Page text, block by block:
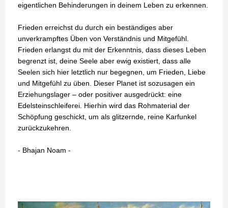
eigentlichen Behinderungen in deinem Leben zu erkennen.
Frieden erreichst du durch ein beständiges aber
unverkrampftes Üben von Verständnis und Mitgefühl.
Frieden erlangst du mit der Erkenntnis, dass dieses Leben
begrenzt ist, deine Seele aber ewig existiert, dass alle
Seelen sich hier letztlich nur begegnen, um Frieden, Liebe
und Mitgefühl zu üben. Dieser Planet ist sozusagen ein
Erziehungslager – oder positiver ausgedrückt: eine
Edelsteinschleiferei. Hierhin wird das Rohmaterial der
Schöpfung geschickt, um als glitzernde, reine Karfunkel
zurückzukehren.
- Bhajan Noam -